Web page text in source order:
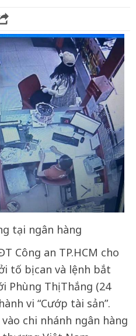
tại ngân hàng
Công an TP.HCM cho
tố bị can và lệnh bắt
Phùng Thị Thắng (24
vi “Cướp tài sản”.
chi nhánh ngân hàng